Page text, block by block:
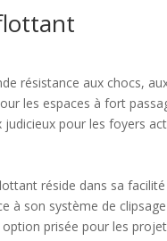
résistance aux chocs,
les espaces à fort
pour les foyers
réside dans sa
à son système de
prisée pour les